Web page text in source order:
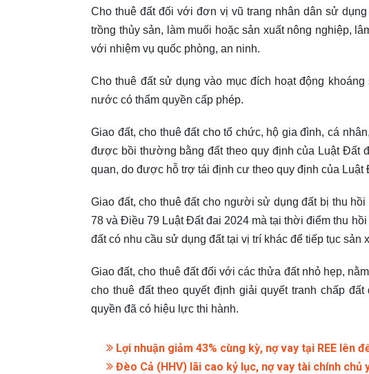
Cho thuê đất đối với đơn vị vũ trang nhân dân sử
trồng thủy sản, làm muối hoặc sản xuất nông nghiệp,
với nhiệm vụ quốc phòng, an ninh.
Cho thuê đất sử dụng vào mục đích hoạt động
nước có thẩm quyền cấp phép.
Giao đất, cho thuê đất cho tổ chức, hộ gia đình, cá
được bồi thường bằng đất theo quy định của Luật Đất
quan, do được hỗ trợ tái định cư theo quy định của Luật
Giao đất, cho thuê đất cho người sử dụng đất bị thu
78 và Điều 79 Luật Đất đai 2024 mà tại thời điểm thu
đất có nhu cầu sử dụng đất tại vị trí khác để tiếp tục sản
Giao đất, cho thuê đất đối với các thửa đất nhỏ hẹp,
cho thuê đất theo quyết định giải quyết tranh chấp
quyền đã có hiệu lực thi hành.
Lợi nhuận giảm 43% cùng kỳ, nợ vay tại REE lên
Đèo Cả (HHV) lãi cao kỷ lục, nợ vay tài chính chủ